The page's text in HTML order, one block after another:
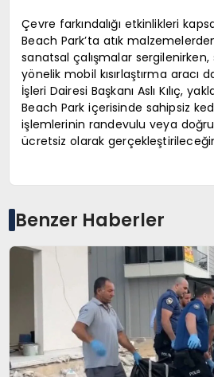
Çevre farkındalığı etkinlikleri
Beach Park’ta atık
sanatsal çalışmalar sergilenirken,
yönelik mobil kısırlaştırma aracı
İşleri Dairesi Başkanı Aslı Kılıç,
Beach Park içerisinde sahipsiz
işlemlerinin randevulu veya
ücretsiz olarak
Benzer Haberler